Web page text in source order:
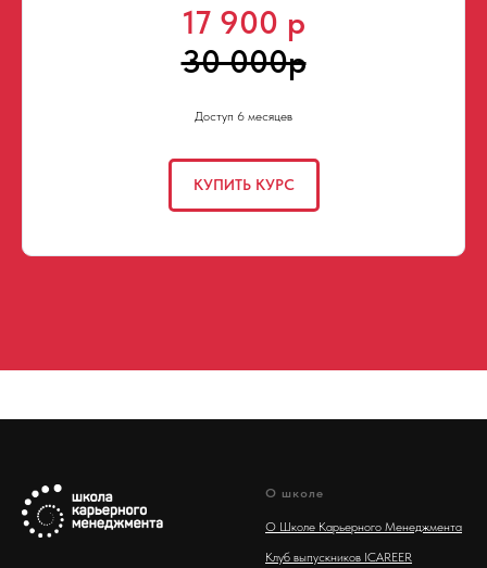
17 900 р
30 000р
Доступ 6 месяцев
КУПИТЬ КУРС
О школе
О Школе Карьерного Менеджмента
Клуб выпускников ICAREER